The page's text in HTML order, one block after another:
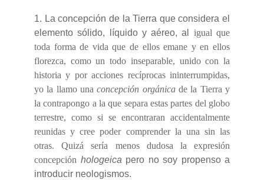
1. La concepción de la Tierra que considera el
elemento sólido, líquido y aéreo, al
igual que
toda forma de vida que de ellos emane y en ellos
florezca, como un todo inseparable, unido con la
historia y por acciones recíprocas ininterrumpidas,
yo la llamo unaconcepción orgánicade la Tierra y
la contrapongo a la que separa estas partes del globo
terrestre, como si se encontraran accidentalmente
reunidas y cree poder comprender la una sin las
otras. Quizá sería menos dudosa la expresión
concepción hologeica pero no soy propenso a
introducir neologismos.